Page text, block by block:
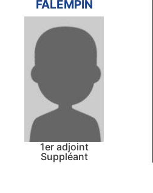
FALEMPIN
1er adjoint
Suppléant